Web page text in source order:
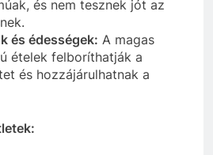
és nem tesznek jót az
és édességek: A magas
ételek felboríthatják a
és hozzájárulhatnak a